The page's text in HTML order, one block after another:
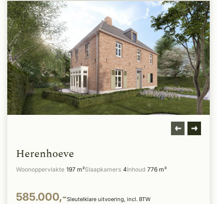
Herenhoeve
Woonoppervlakte 197 m²Slaapkamers 4Inhoud 776 m³
585.000,-Sleutelklare uitvoering, incl. BTW